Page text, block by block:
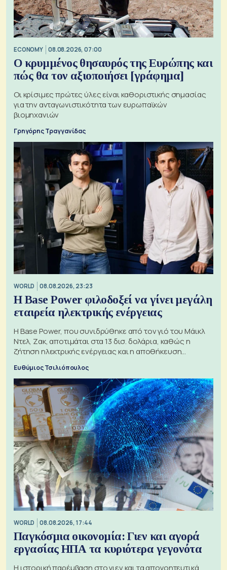
ECONOMY 08.08.2026, 07:00
Ο κρυμμένος θησαυρός της Ευρώπης και
πώς θα τον αξιοποιήσει [γράφημα]
Οι κρίσιμες πρώτες ύλες είναι καθοριστικής σημασίας
για την ανταγωνιστικότητα των ευρωπαϊκών
βιομηχανιών
Γρηγόρης Τραγγανίδας
WORLD 08.08.2026, 23:23
Η Base Power φιλοδοξεί να γίνει μεγάλη
εταιρεία ηλεκτρικής ενέργειας
Η Base Power, που συνιδρύθηκε από τον γιό του Μάικλ
Ντελ, Ζακ, αποτιμάται στα 13 δισ. δολάρια, καθώς η
ζήτηση ηλεκτρικής ενέργειας και η αποθήκευση
Ευθύμιος Τσιλιόπουλος
WORLD 08.08.2026, 17:44
Παγκόσμια οικονομία: Γιεν και αγορά
εργασίας ΗΠΑ τα κυριότερα γεγονότα
Η ιστορική παρέμβαση στο γιεν και τα απογοητευτικά